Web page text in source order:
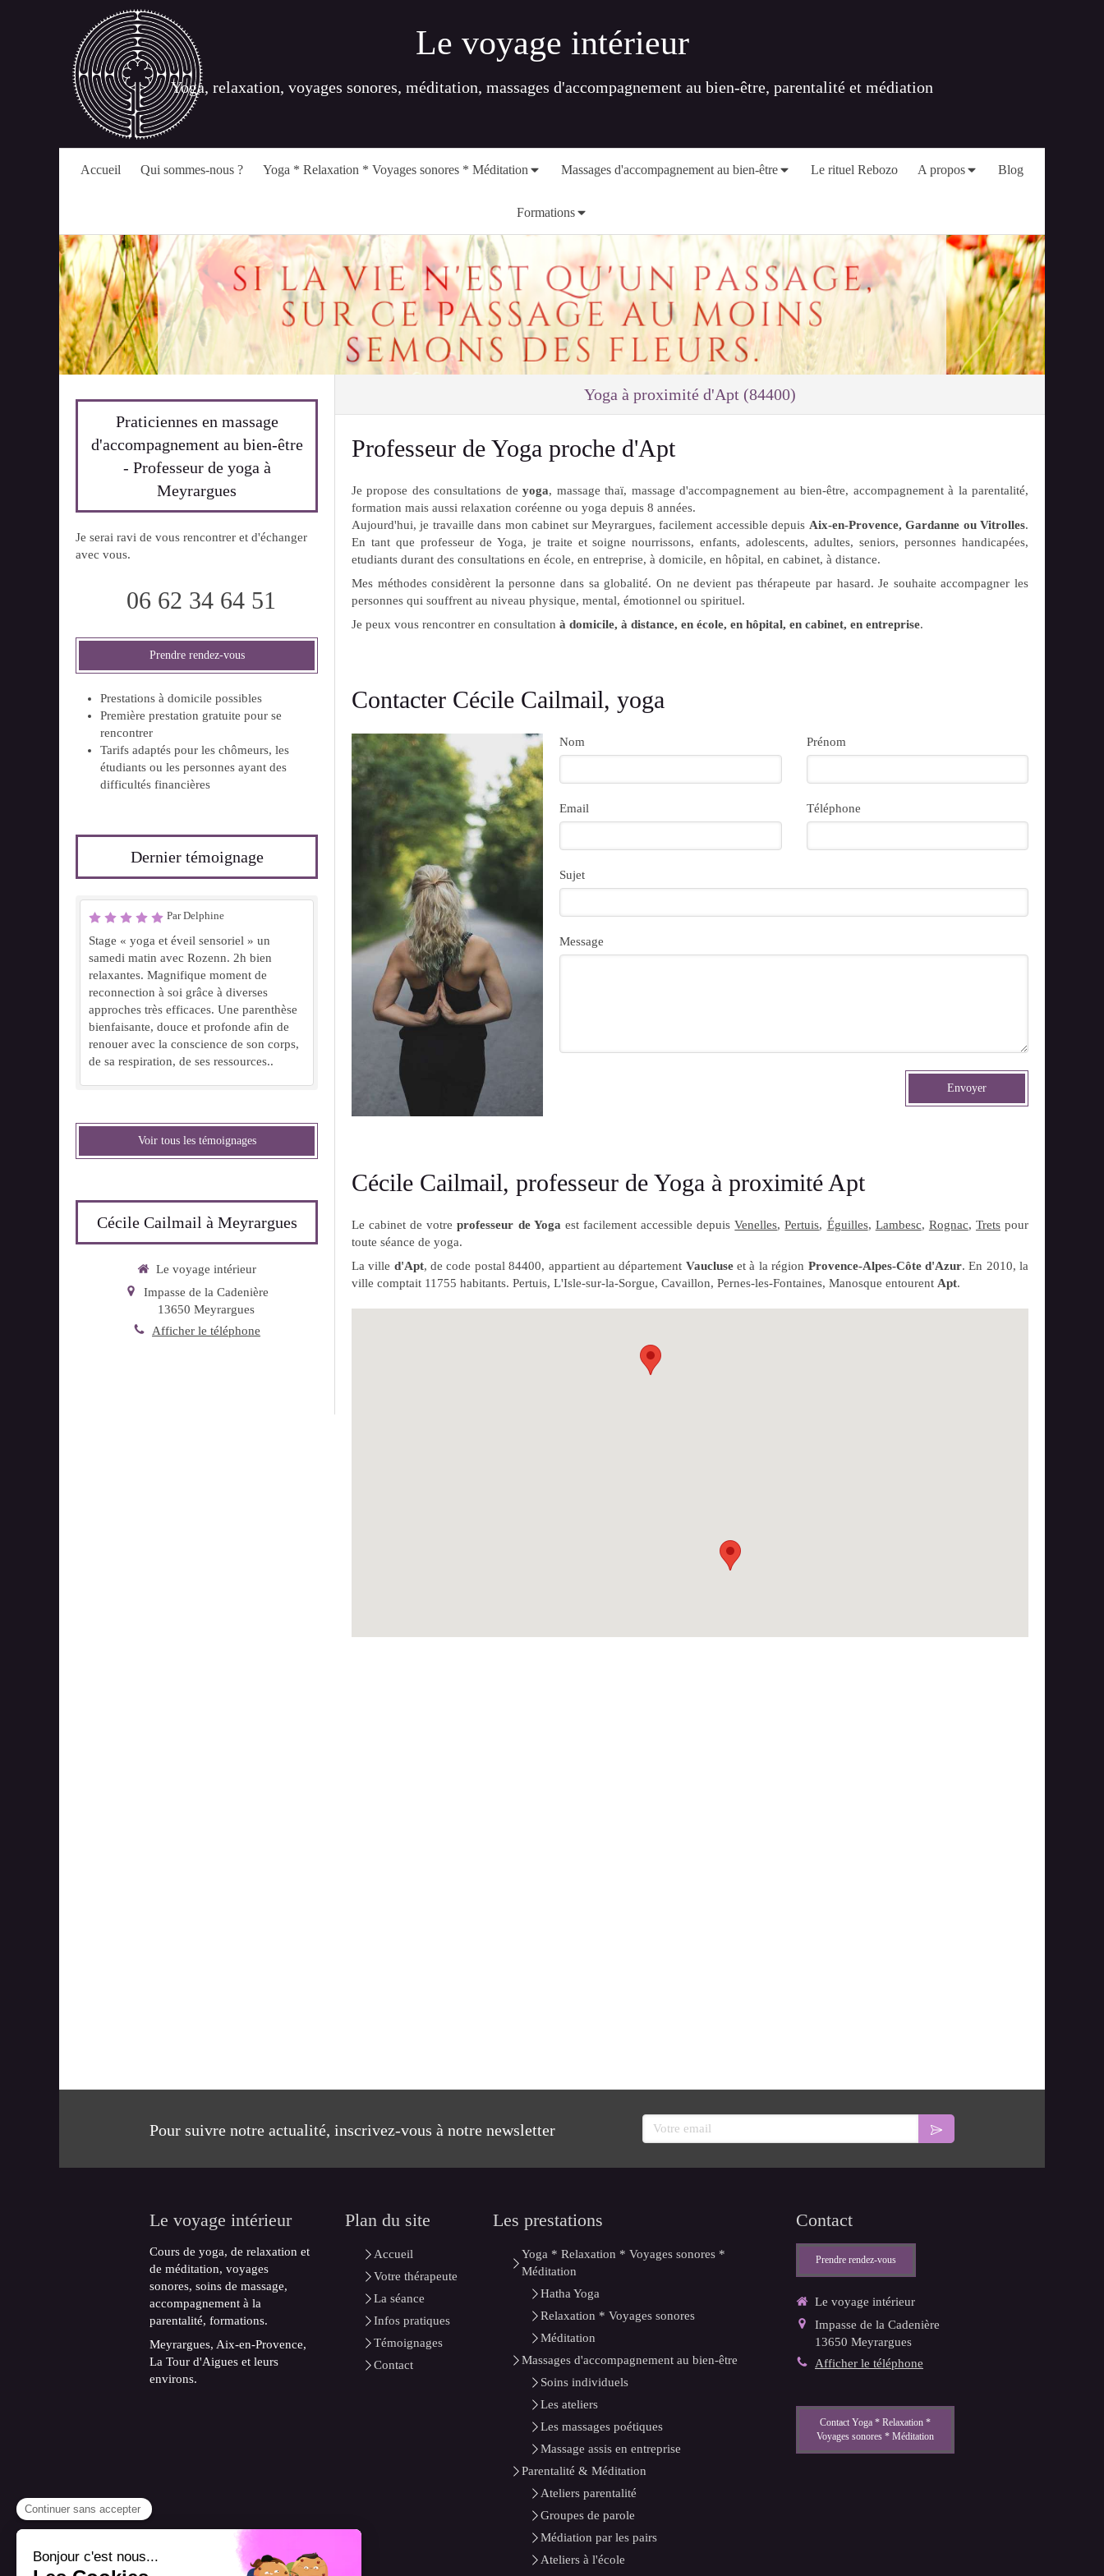
Le voyage intérieur
Yoga, relaxation, voyages sonores, méditation, massages d'accompagnement au bien-être, parentalité et médiation
Accueil Qui sommes-nous ? Yoga * Relaxation * Voyages sonores * Méditation Massages d'accompagnement au bien-être Le rituel Rebozo A propos Blog
Formations
Yoga à proximité d'Apt (84400)
Professeur de Yoga proche d'Apt
Je propose des consultations deyoga, massage thaï, massage d'accompagnement au bien-être, accompagnement à la parentalité,
formation mais aussi relaxation coréenne ou yoga depuis 8 années.
Aujourd'hui, je travaille dans mon cabinet sur Meyrargues, facilement accessible depuis Aix-en-Provence, Gardanne ou Vitrolles.
En tant que professeur de Yoga, je traite et soigne nourrissons, enfants, adolescents, adultes, seniors, personnes handicapées,
etudiants durant des consultations en école, en entreprise, à domicile, en hôpital, en cabinet, à distance.
Mes méthodes considèrent la personne dans sa globalité. On ne devient pas thérapeute par hasard. Je souhaite accompagner les
personnes qui souffrent au niveau physique, mental, émotionnel ou spirituel.
Je peux vous rencontrer en consultation à domicile, à distance, en école, en hôpital, en cabinet, en entreprise.
Contacter Cécile Cailmail, yoga
Nom Prénom
Email Téléphone
Sujet
Message
Envoyer
Cécile Cailmail, professeur de Yoga à proximité Apt
Le cabinet de votreprofesseur de Yogaest facilement accessible depuisVenelles,Pertuis, Éguilles, Lambesc, Rognac, Tretspour
toute séance de yoga.
La ville d'Apt, de code postal 84400, appartient au département Vaucluseet à la région Provence-Alpes-Côte d'Azur. En 2010, la
ville comptait 11755 habitants. Pertuis, L'Isle-sur-la-Sorgue, Cavaillon, Pernes-les-Fontaines, Manosque entourent Apt.
Praticiennes en massage
d'accompagnement au bien-être
- Professeur de yoga à
Meyrargues
Je serai ravi de vous rencontrer et d'échanger
avec vous.
06 62 34 64 51
Prendre rendez-vous
Prestations à domicile possibles
Première prestation gratuite pour se
rencontrer
Tarifs adaptés pour les chômeurs, les
étudiants ou les personnes ayant des
difficultés financières
Dernier témoignage
Par Delphine
Stage « yoga et éveil sensoriel » un
samedi matin avec Rozenn. 2h bien
relaxantes. Magnifique moment de
reconnection à soi grâce à diverses
approches très efficaces. Une parenthèse
bienfaisante, douce et profonde afin de
renouer avec la conscience de son corps,
de sa respiration, de ses ressources..
Voir tous les témoignages
Cécile Cailmail à Meyrargues
Le voyage intérieur
Impasse de la Cadenière
13650 Meyrargues
Afficher le téléphone
Pour suivre notre actualité, inscrivez-vous à notre newsletter Votre email
Le voyage intérieur
Cours de yoga, de relaxation et
de méditation, voyages
sonores, soins de massage,
accompagnement à la
parentalité, formations.
Meyrargues, Aix-en-Provence,
La Tour d'Aigues et leurs
environs.
Plan du site
Accueil
Votre thérapeute
La séance
Infos pratiques
Témoignages
Contact
Les prestations
Yoga * Relaxation * Voyages sonores *
Méditation
Hatha Yoga
Relaxation * Voyages sonores
Méditation
Massages d'accompagnement au bien-être
Soins individuels
Les ateliers
Les massages poétiques
Massage assis en entreprise
Parentalité & Méditation
Ateliers parentalité
Groupes de parole
Médiation par les pairs
Ateliers à l'école
Contact
Prendre rendez-vous
Le voyage intérieur
Impasse de la Cadenière
13650 Meyrargues
Afficher le téléphone
Contact Yoga * Relaxation *
Voyages sonores * Méditation